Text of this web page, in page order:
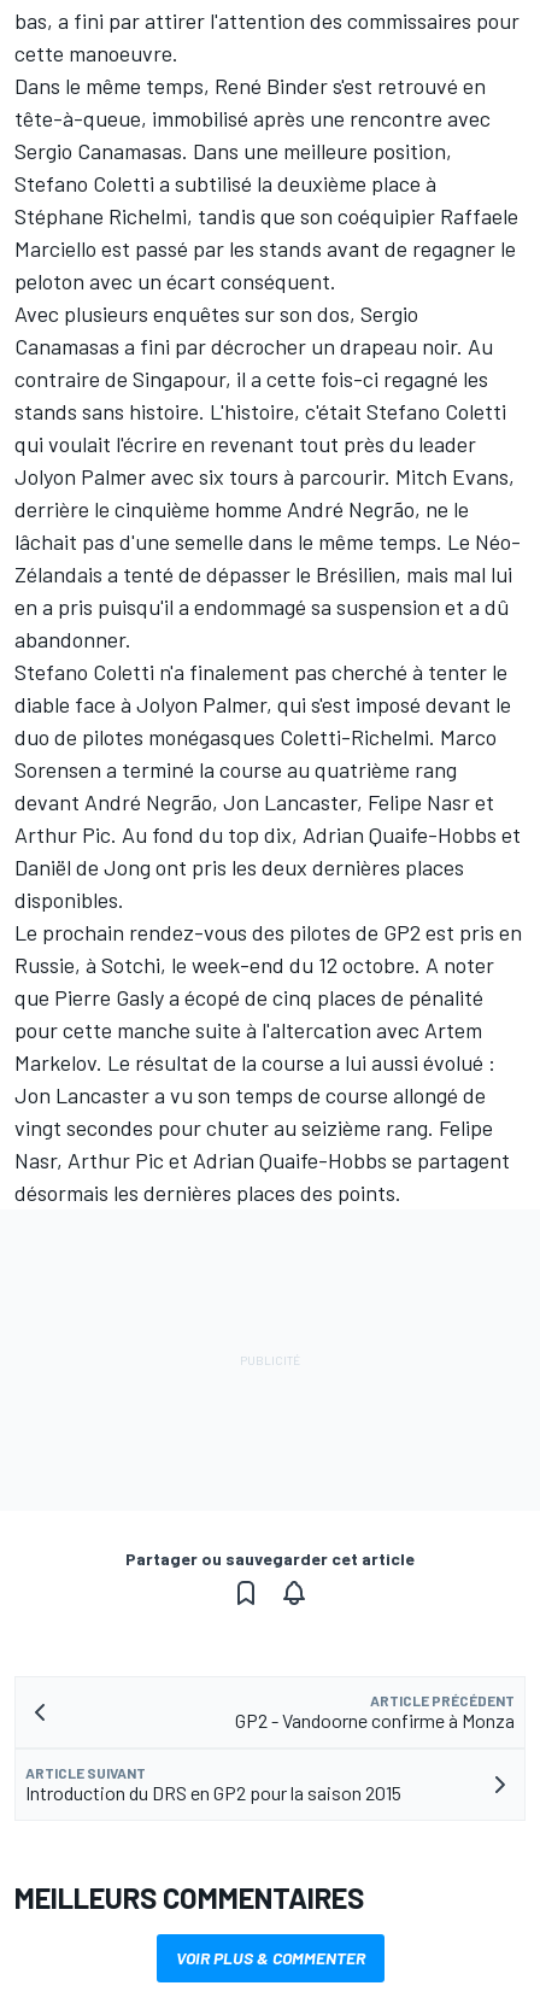
bas, a fini par attirer l'attention des commissaires pour
cette manoeuvre.
Dans le même temps, René Binder s'est retrouvé en
tête-à-queue, immobilisé après une rencontre avec
Sergio Canamasas. Dans une meilleure position,
Stefano Coletti a subtilisé la deuxième place à
Stéphane Richelmi, tandis que son coéquipier Raffaele
Marciello est passé par les stands avant de regagner le
peloton avec un écart conséquent.
Avec plusieurs enquêtes sur son dos, Sergio
Canamasas a fini par décrocher un drapeau noir. Au
contraire de Singapour, il a cette fois-ci regagné les
stands sans histoire. L'histoire, c'était Stefano Coletti
qui voulait l'écrire en revenant tout près du leader
Jolyon Palmer avec six tours à parcourir. Mitch Evans,
derrière le cinquième homme André Negrão, ne le
lâchait pas d'une semelle dans le même temps. Le Néo-
Zélandais a tenté de dépasser le Brésilien, mais mal lui
en a pris puisqu'il a endommagé sa suspension et a dû
abandonner.
Stefano Coletti n'a finalement pas cherché à tenter le
diable face à Jolyon Palmer, qui s'est imposé devant le
duo de pilotes monégasques Coletti-Richelmi. Marco
Sorensen a terminé la course au quatrième rang
devant André Negrão, Jon Lancaster, Felipe Nasr et
Arthur Pic. Au fond du top dix, Adrian Quaife-Hobbs et
Daniël de Jong ont pris les deux dernières places
disponibles.
Le prochain rendez-vous des pilotes de GP2 est pris en
Russie, à Sotchi, le week-end du 12 octobre. A noter
que Pierre Gasly a écopé de cinq places de pénalité
pour cette manche suite à l'altercation avec Artem
Markelov. Le résultat de la course a lui aussi évolué :
Jon Lancaster a vu son temps de course allongé de
vingt secondes pour chuter au seizième rang. Felipe
Nasr, Arthur Pic et Adrian Quaife-Hobbs se partagent
désormais les dernières places des points.
Partager ou sauvegarder cet article
ARTICLE PRÉCÉDENT
GP2 - Vandoorne confirme à Monza
ARTICLE SUIVANT
Introduction du DRS en GP2 pour la saison 2015
MEILLEURS COMMENTAIRES
VOIR PLUS & COMMENTER